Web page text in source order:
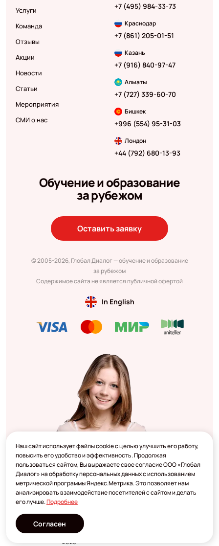
Услуги
Команда
Отзывы
Акции
Новости
Статьи
Мероприятия
СМИ о нас
+7 (495) 984-33-73
Краснодар
+7 (861) 205-01-51
Казань
+7 (916) 840-97-47
Алматы
+7 (727) 339-60-70
Бишкек
+996 (554) 95-31-03
Лондон
+44 (792) 680-13-93
Обучение и образование
за рубежом
Оставить заявку
© 2005-2026, Глобал Диалог — обучение и образование
за рубежом
Содержимое сайта не является публичной офертой
In English
Разработано
2023
Наш сайт использует файлы cookie с целью улучшить его работу,
повысить его удобство и эффективность. Продолжая
пользоваться сайтом, Вы выражаете свое согласие ООО «Глобал
Диалог» на обработку персональных данных с использованием
метрической программы Яндекс.Метрика. Это позволяет нам
анализировать взаимодействие посетителей с сайтом и делать
его лучше.Подробнее
Согласен